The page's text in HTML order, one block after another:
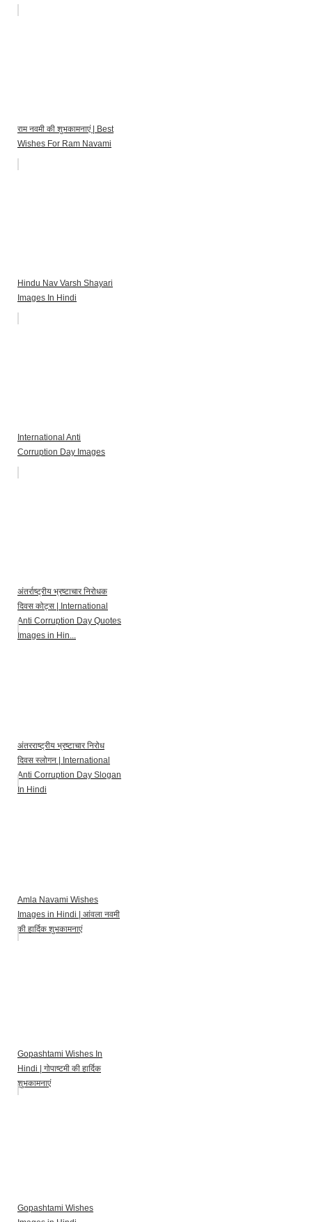
राम नवमी की शुभकामनाएं | Best
Wishes For Ram Navami
Hindu Nav Varsh Shayari
Images In Hindi
International Anti
Corruption Day Images
अंतर्राष्ट्रीय भ्रष्टाचार निरोधक
दिवस कोट्स | International
Anti Corruption Day Quotes
Images in Hin...
अंतरराष्ट्रीय भ्रष्टाचार निरोध
दिवस स्लोगन | International
Anti Corruption Day Slogan
In Hindi
Amla Navami Wishes
Images in Hindi | आंवला नवमी
की हार्दिक शुभकामनाएं
Gopashtami Wishes In
Hindi | गोपाष्टमी की हार्दिक
शुभकामनाएं
Gopashtami Wishes